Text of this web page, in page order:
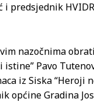
i predsjednik
nazočnima
istine” Pavo
iz Siska “Heroji
općine Gradina